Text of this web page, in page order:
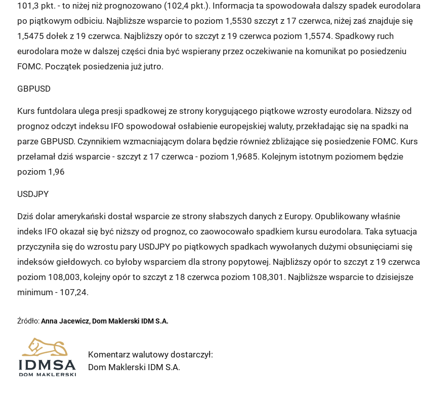
101,3 pkt. - to niżej niż prognozowano (102,4 pkt.). Informacja ta spowodowała dalszy spadek eurodolara
po piątkowym odbiciu. Najbliższe wsparcie to poziom 1,5530 szczyt z 17 czerwca, niżej zaś znajduje się
1,5475 dołek z 19 czerwca. Najbliższy opór to szczyt z 19 czerwca poziom 1,5574. Spadkowy ruch
eurodolara może w dalszej części dnia być wspierany przez oczekiwanie na komunikat po posiedzeniu
FOMC. Początek posiedzenia już jutro.
GBPUSD
Kurs funtdolara ulega presji spadkowej ze strony korygującego piątkowe wzrosty eurodolara. Niższy od
prognoz odczyt indeksu IFO spowodował osłabienie europejskiej waluty, przekładając się na spadki na
parze GBPUSD. Czynnikiem wzmacniającym dolara będzie również zbliżające się posiedzenie FOMC. Kurs
przełamał dziś wsparcie - szczyt z 17 czerwca - poziom 1,9685. Kolejnym istotnym poziomem będzie
poziom 1,96
USDJPY
Dziś dolar amerykański dostał wsparcie ze strony słabszych danych z Europy. Opublikowany właśnie
indeks IFO okazał się być niższy od prognoz, co zaowocowało spadkiem kursu eurodolara. Taka sytuacja
przyczyniła się do wzrostu pary USDJPY po piątkowych spadkach wywołanych dużymi obsunięciami się
indeksów giełdowych. co byłoby wsparciem dla strony popytowej. Najbliższy opór to szczyt z 19 czerwca
poziom 108,003, kolejny opór to szczyt z 18 czerwca poziom 108,301. Najbliższe wsparcie to dzisiejsze
minimum - 107,24.
Źródło:Anna Jacewicz, Dom Maklerski IDM S.A.
Komentarz walutowy dostarczył:
Dom Maklerski IDM S.A.